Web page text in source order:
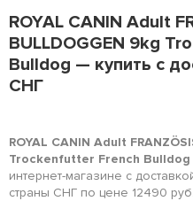
ROYAL CANIN Adult
BULLDOGGEN 9kg
Bulldog — купить с
СНГ
ROYAL CANIN Adult
Trockenfutter French Bulldog
интернет-магазине с
страны СНГ по цене 12490